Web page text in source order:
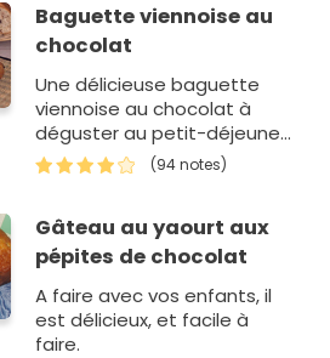
Baguette viennoise au
chocolat
Une délicieuse baguette
viennoise au chocolat à
déguster au petit-déjeuner
ou bien au goûter.
(94 notes)
Gâteau au yaourt aux
pépites de chocolat
A faire avec vos enfants, il
est délicieux, et facile à
faire.